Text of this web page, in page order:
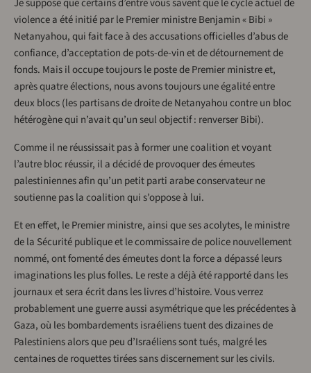
Je suppose que certains d’entre vous savent que le cycle actuel de
violence a été initié par le Premier ministre Benjamin « Bibi »
Netanyahou, qui fait face à des accusations officielles d’abus de
confiance, d’acceptation de pots-de-vin et de détournement de
fonds. Mais il occupe toujours le poste de Premier ministre et,
après quatre élections, nous avons toujours une égalité entre
deux blocs (les partisans de droite de Netanyahou contre un bloc
hétérogène qui n’avait qu’un seul objectif : renverser Bibi).
Comme il ne réussissait pas à former une coalition et voyant
l’autre bloc réussir, il a décidé de provoquer des émeutes
palestiniennes afin qu’un petit parti arabe conservateur ne
soutienne pas la coalition qui s’oppose à lui.
Et en effet, le Premier ministre, ainsi que ses acolytes, le ministre
de la Sécurité publique et le commissaire de police nouvellement
nommé, ont fomenté des émeutes dont la force a dépassé leurs
imaginations les plus folles. Le reste a déjà été rapporté dans les
journaux et sera écrit dans les livres d’histoire. Vous verrez
probablement une guerre aussi asymétrique que les précédentes à
Gaza, où les bombardements israéliens tuent des dizaines de
Palestiniens alors que peu d’Israéliens sont tués, malgré les
centaines de roquettes tirées sans discernement sur les civils.